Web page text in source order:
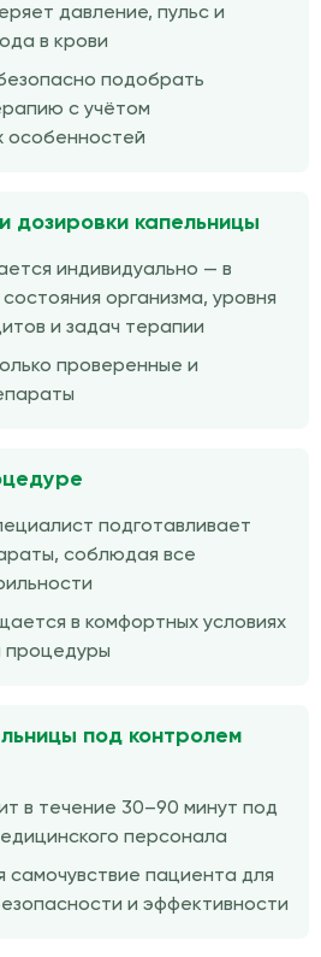
давление, пульс и
в крови
подобрать
с учётом
особенностей
дозировки капельницы
индивидуально — в
организма, уровня
и задач терапии
проверенные и
подготавливает
соблюдая все
в комфортных условиях
процедуры
под контролем
в течение 30–90 минут под
персонала
самочувствие пациента для
и эффективности